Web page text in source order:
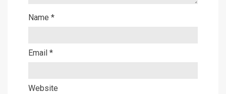
Name *
Email *
Website